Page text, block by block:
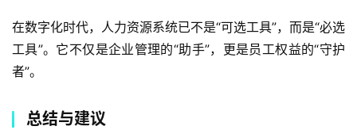
在数字化时代，人力资源系统已不是“可选工具”，而是“必选
工具”。它不仅是企业管理的“助手”，更是员工权益的“守护
者”。
总结与建议